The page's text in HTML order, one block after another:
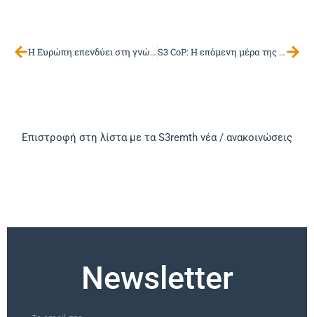
Η Ευρώπη επενδύει στη γνώση και την καινοτομία – Τι δείχνει το ERA Scoreboard 2025 S3 CoP: Η επόμενη μέρα της Έξυπνης Εξειδίκευσης στην Ευρώπη
Επιστροφή στη λίστα με τα S3remth νέα / ανακοινώσεις
Newsletter